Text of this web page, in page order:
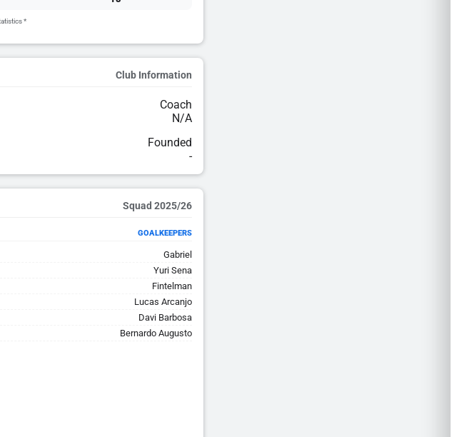
* Showing overall season statistics.
Club Information
Coach
N/A
Founded
-
2025/26 Squad
GOALKEEPERS
Gabriel
Yuri Sena
Fintelman
Lucas Arcanjo
Davi Barbosa
Bernardo Augusto